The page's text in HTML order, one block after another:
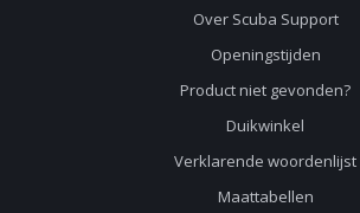
Over Scuba Support
Openingstijden
Product niet gevonden?
Duikwinkel
Verklarende woordenlijst
Maattabellen